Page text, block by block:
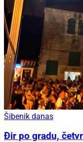
Šibenik danas
Đir po gradu,